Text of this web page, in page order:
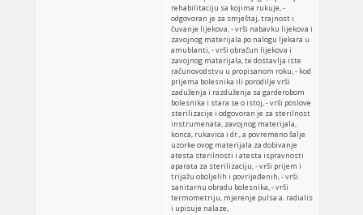
rehabilitaciju sa kojima rukuje, -
odgovoran je za smještaj, trajnost i
čuvanje lijekova, - vrši nabavku lijekova i
zavojnog materijala po nalogu ljekara u
amublanti, - vrši obračun lijekova i
zavojnog materijala, te dostavlja iste
računovodstvu u propisanom roku, - kod
prijema bolesnika ili porodilje vrši
zaduženja i razduženja sa garderobom
bolesnika i stara se o istoj, - vrši poslove
sterilizacije i odgovoran je za sterilnost
instrumenata, zavojnog materijala,
konca, rukavica i dr., a povremeno šalje
uzorke ovog materijala za dobivanje
atesta sterilnosti i atesta ispravnosti
aparata za sterilizaciju, - vrši prijem i
trijažu oboljelih i povrijeđenih, - vrši
sanitarnu obradu bolesnika, - vrši
termometriju, mjerenje pulsa a. radialis
i upisuje nalaze,